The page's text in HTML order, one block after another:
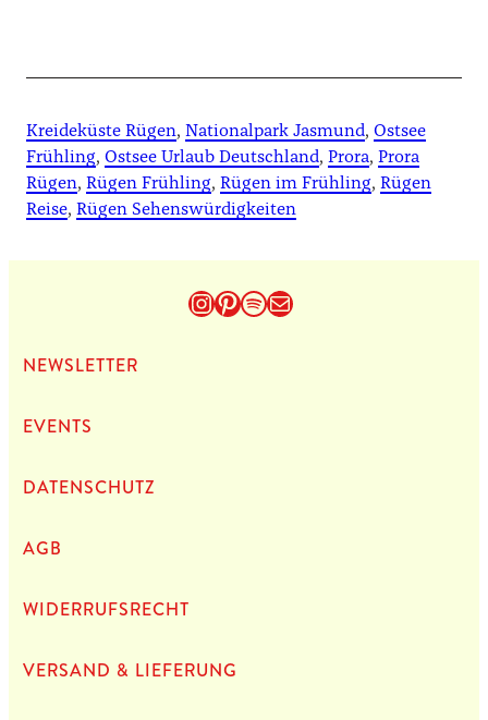
Kreideküste Rügen, Nationalpark Jasmund, Ostsee
Frühling, Ostsee Urlaub Deutschland, Prora, Prora
Rügen, Rügen Frühling, Rügen im Frühling, Rügen
Reise, Rügen Sehenswürdigkeiten
Instagram
Pinterest
Spotify
E-Mail
NEWS­LET­TER
EVENTS
DATEN­SCHUTZ
AGB
WIDERRUFSRECHT
VERSAND & LIEFERUNG